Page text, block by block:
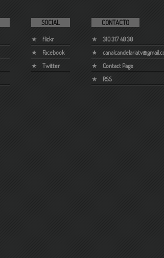
SOCIAL
flickr
Facebook
Twitter
CONTACTO
310 317 40 30
Contact Page
RSS